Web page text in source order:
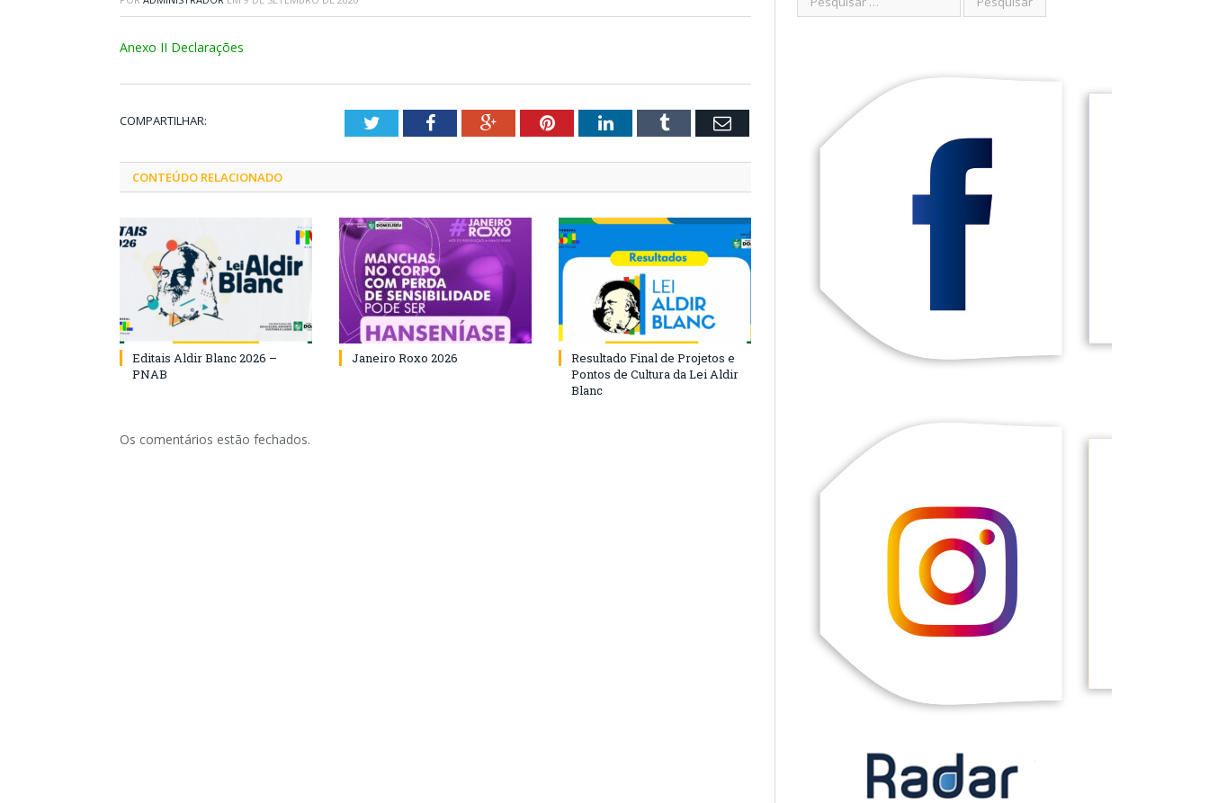
Anexo II Declarações
COMPARTILHAR: TwitterFacebookGoogle+PinterestLinkedInTumblr Email
CONTEÚDO RELACIONADO
Editais Aldir Blanc 2026 –
PNAB
Janeiro Roxo 2026
Resultado Final de Projetos e
Pontos de Cultura da Lei Aldir
Blanc
Os comentários estão fechados.